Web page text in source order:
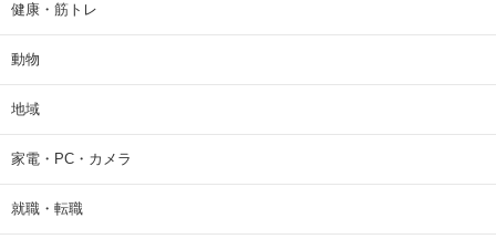
健康・筋トレ
動物
地域
家電・PC・カメラ
就職・転職